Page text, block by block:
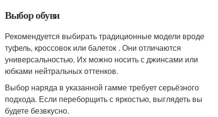
Выбор обуви
Рекомендуется выбирать традиционные модели вроде
туфель, кроссовок или балеток . Они отличаются
универсальностью. Их можно носить с джинсами или
юбками нейтральных оттенков.
Выбор наряда в указанной гамме требует серьёзного
подхода. Если переборщить с яркостью, выглядеть вы
будете безвкусно.